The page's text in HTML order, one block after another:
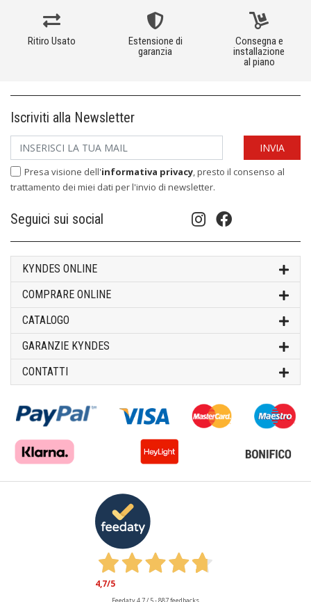
Ritiro Usato
Estensione di
garanzia
Consegna e
installazione
al piano
Iscriviti alla Newsletter
Presa visione dell'informativa privacy, presto il consenso al
trattamento dei miei dati per l'invio di newsletter.
Seguici sui social
KYNDES ONLINE
COMPRARE ONLINE
CATALOGO
GARANZIE KYNDES
CONTATTI
4,7/5
Feedaty4.7/ 5-887feedbacks